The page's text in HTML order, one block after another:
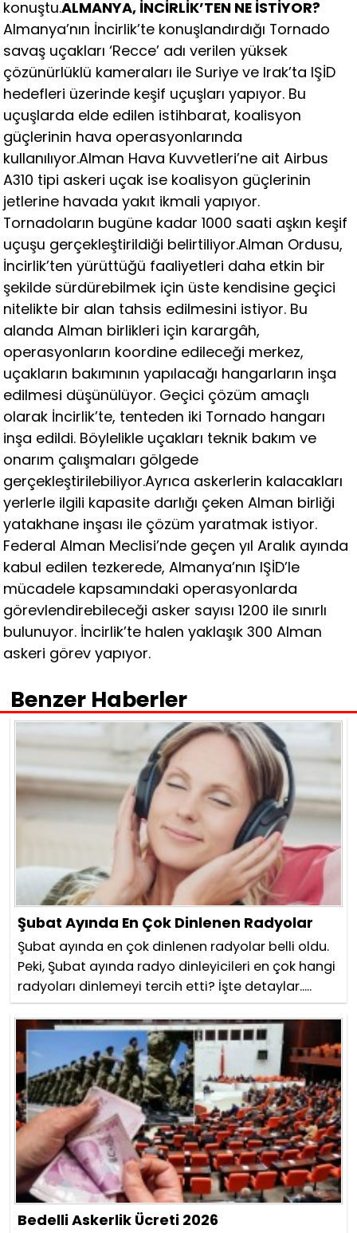
konuştu.ALMANYA, İNCİRLİK’TEN NE İSTİYOR?
Almanya’nın İncirlik’te konuşlandırdığı Tornado
savaş uçakları ‘Recce’ adı verilen yüksek
çözünürlüklü kameraları ile Suriye ve Irak’ta IŞİD
hedefleri üzerinde keşif uçuşları yapıyor. Bu
uçuşlarda elde edilen istihbarat, koalisyon
güçlerinin hava operasyonlarında
kullanılıyor.Alman Hava Kuvvetleri’ne ait Airbus
A310 tipi askeri uçak ise koalisyon güçlerinin
jetlerine havada yakıt ikmali yapıyor.
Tornadoların bugüne kadar 1000 saati aşkın keşif
uçuşu gerçekleştirildiği belirtiliyor.Alman Ordusu,
İncirlik’ten yürüttüğü faaliyetleri daha etkin bir
şekilde sürdürebilmek için üste kendisine geçici
nitelikte bir alan tahsis edilmesini istiyor. Bu
alanda Alman birlikleri için karargâh,
operasyonların koordine edileceği merkez,
uçakların bakımının yapılacağı hangarların inşa
edilmesi düşünülüyor. Geçici çözüm amaçlı
olarak İncirlik’te, tenteden iki Tornado hangarı
inşa edildi. Böylelikle uçakları teknik bakım ve
onarım çalışmaları gölgede
gerçekleştirilebiliyor.Ayrıca askerlerin kalacakları
yerlerle ilgili kapasite darlığı çeken Alman birliği
yatakhane inşası ile çözüm yaratmak istiyor.
Federal Alman Meclisi’nde geçen yıl Aralık ayında
kabul edilen tezkerede, Almanya’nın IŞİD’le
mücadele kapsamındaki operasyonlarda
görevlendirebileceği asker sayısı 1200 ile sınırlı
bulunuyor. İncirlik’te halen yaklaşık 300 Alman
askeri görev yapıyor.
Benzer Haberler
Şubat Ayında En Çok Dinlenen Radyolar
Şubat ayında en çok dinlenen radyolar belli oldu.
Peki, Şubat ayında radyo dinleyicileri en çok hangi
radyoları dinlemeyi tercih etti? İşte detaylar.....
Bedelli Askerlik Ücreti 2026